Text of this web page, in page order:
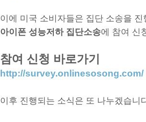
이에 미국 소비자들은 집단 소송을
아이폰 성능저하 집단소송에 참여 신
참여 신청 바로가기
http://survey.onlinesosong.com/
이후 진행되는 소식은 또 나누겠습니